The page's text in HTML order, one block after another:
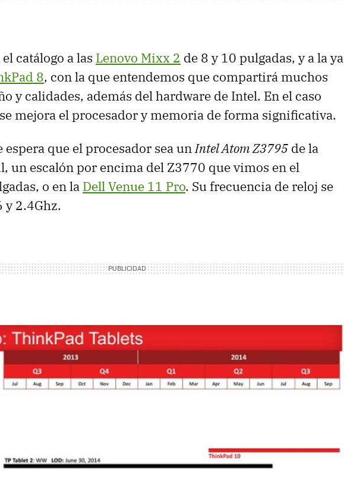
catálogo a las Lenovo Mixx 2 de 8 y 10 pulgadas, y a la ya
8, con la que entendemos que compartirá muchos
y calidades, además del hardware de Intel. En el caso
mejora el procesador y memoria de forma significativa.
espera que el procesador sea unIntel Atom Z3795 de la
un escalón por encima del Z3770 que vimos en el
o en la Dell Venue 11 Pro. Su frecuencia de reloj se
y 2.4Ghz.